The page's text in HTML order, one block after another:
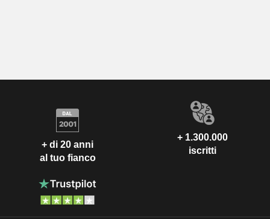
+ di 20 anni
al tuo fianco
+ 1.300.000
iscritti